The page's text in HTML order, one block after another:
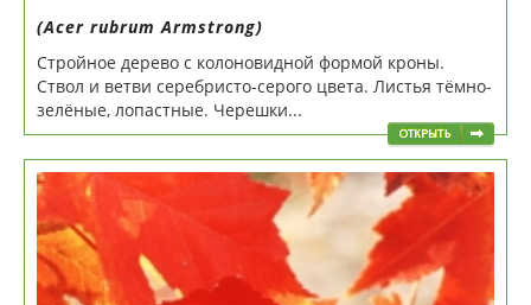
(Acer rubrum Armstrong)
Стройное дерево с колоновидной формой кроны.
Ствол и ветви серебристо-серого цвета. Листья тёмно-
зелёные, лопастные. Черешки...